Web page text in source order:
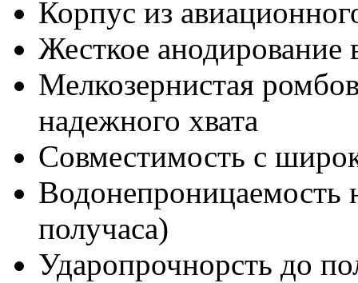
Корпус из
Жесткое анодирование
Мелкозернистая
надежного хвата
Совместимость с
Водонепроницаемость
получаса)
Ударопрочнорсть до